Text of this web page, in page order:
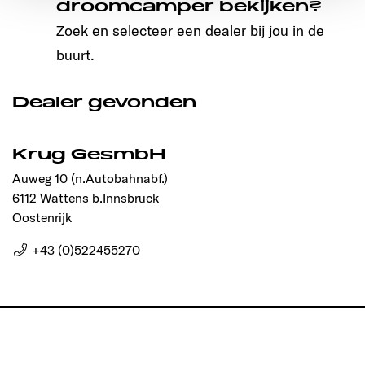
Ermöglichung der Seitennavigation erforderlich sind.
droomcamper bekijken?
Zoek en selecteer een dealer bij jou in de
buurt.
Dealer gevonden
Krug GesmbH
Auweg 10 (n.Autobahnabf.)
6112 Wattens b.Innsbruck
Oostenrijk
+43 (0)522455270